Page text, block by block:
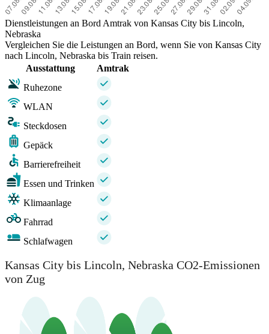
Dienstleistungen an Bord Amtrak von Kansas City bis Lincoln,
Nebraska
Vergleichen Sie die Leistungen an Bord, wenn Sie von Kansas City
nach Lincoln, Nebraska bis Train reisen.
Ausstattung
Amtrak
Ruhezone
WLAN
Steckdosen
Gepäck
Barrierefreiheit
Essen und Trinken
Klimaanlage
Fahrrad
Schlafwagen
Kansas City bis Lincoln, Nebraska CO2-Emissionen
von Zug